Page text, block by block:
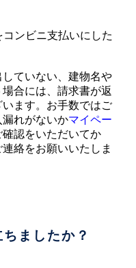
コンビニ支払いにした
ていない、建物名や
合には、請求書が返
ます。お手数ではご
れがないかマイペー
認をいただいてか
絡をお願いいたしま
ましたか？